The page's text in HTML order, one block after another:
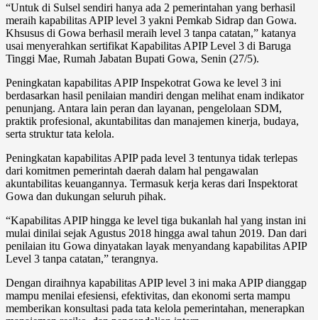
“Untuk di Sulsel sendiri hanya ada 2 pemerintahan yang berhasil
meraih kapabilitas APIP level 3 yakni Pemkab Sidrap dan Gowa.
Khsusus di Gowa berhasil meraih level 3 tanpa catatan,” katanya
usai menyerahkan sertifikat Kapabilitas APIP Level 3 di Baruga
Tinggi Mae, Rumah Jabatan Bupati Gowa, Senin (27/5).
Peningkatan kapabilitas APIP Inspekotrat Gowa ke level 3 ini
berdasarkan hasil penilaian mandiri dengan melihat enam indikator
penunjang. Antara lain peran dan layanan, pengelolaan SDM,
praktik profesional, akuntabilitas dan manajemen kinerja, budaya,
serta struktur tata kelola.
Peningkatan kapabilitas APIP pada level 3 tentunya tidak terlepas
dari komitmen pemerintah daerah dalam hal pengawalan
akuntabilitas keuangannya. Termasuk kerja keras dari Inspektorat
Gowa dan dukungan seluruh pihak.
“Kapabilitas APIP hingga ke level tiga bukanlah hal yang instan ini
mulai dinilai sejak Agustus 2018 hingga awal tahun 2019. Dan dari
penilaian itu Gowa dinyatakan layak menyandang kapabilitas APIP
Level 3 tanpa catatan,” terangnya.
Dengan diraihnya kapabilitas APIP level 3 ini maka APIP dianggap
mampu menilai efesiensi, efektivitas, dan ekonomi serta mampu
memberikan konsultasi pada tata kelola pemerintahan, menerapkan